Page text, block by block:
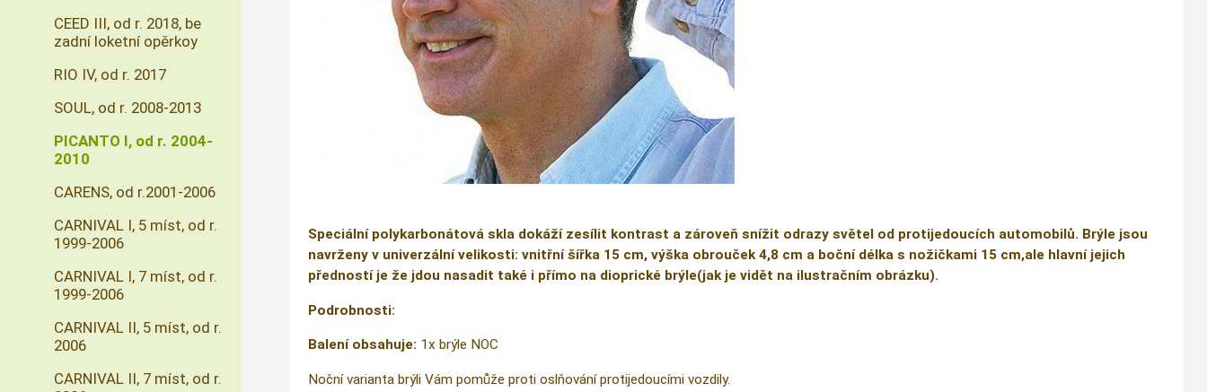
Speciální polykarbonátová skla dokáží zesílit kontrast a zároveň snížit odrazy světel od protijedoucích automobilů. Brýle jsou
navrženy v univerzální velikosti: vnitřní šířka 15 cm, výška obrouček 4,8 cm a boční délka s nožičkami 15 cm,ale hlavní jejich
předností je že jdou nasadit také i přímo na dioprické brýle(jak je vidět na ilustračním obrázku).
Podrobnosti:
Balení obsahuje: 1x brýle NOC
Noční varianta brýli Vám pomůže proti oslňování protijedoucími vozdily.
CEED III, od r. 2018, be
zadní loketní opěrkoy
RIO IV, od r. 2017
SOUL, od r. 2008-2013
PICANTO I, od r. 2004-
2010
CARENS, od r.2001-2006
CARNIVAL I, 5 míst, od r.
1999-2006
CARNIVAL I, 7 míst, od r.
1999-2006
CARNIVAL II, 5 míst, od r.
2006
CARNIVAL II, 7 míst, od r.